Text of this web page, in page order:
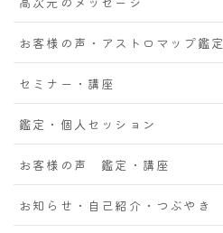
お客様の声・アストロマップ鑑定
セミナー・講座
鑑定・個人セッション
お客様の声 鑑定・講座
お知らせ・自己紹介・つぶやき